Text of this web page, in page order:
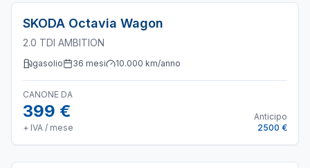
SKODA Octavia Wagon
2.0 TDI AMBITION
gasolio 36 mesi 10.000 km/anno
CANONE DA
399 €
+ IVA / mese
Anticipo
2500 €